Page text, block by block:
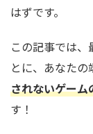
はずです。
この記事では
とに、あなた
されないゲーム
す！